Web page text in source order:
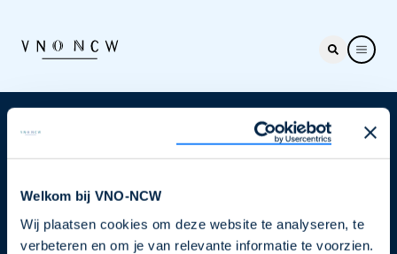
Welkom bij VNO-NCW
Wij plaatsen cookies om deze website te analyseren, te
verbeteren en om je van relevante informatie te voorzien.
Nieuwsbrief
je nu in voor de VNO-NCW nieuwsbrief.
Schrijf je in